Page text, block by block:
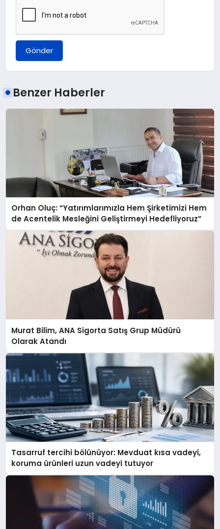
Gönder
Benzer Haberler
Orhan Oluç: “Yatırımlarımızla Hem Şirketimizi Hem
de Acentelik Mesleğini Geliştirmeyi Hedefliyoruz”
Murat Bilim, ANA Sigorta Satış Grup Müdürü
Olarak Atandı
Tasarruf tercihi bölünüyor: Mevduat kısa vadeyi,
koruma ürünleri uzun vadeyi tutuyor